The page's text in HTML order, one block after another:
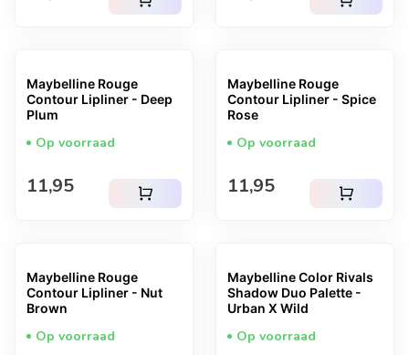
Maybelline Rouge
Contour Lipliner - Deep
Plum
Op voorraad
Normale prijs
11,95 shopping_cart
Maybelline Rouge
Contour Lipliner - Spice
Rose
Op voorraad
Normale prijs
11,95 shopping_cart
Maybelline Rouge
Contour Lipliner - Nut
Brown
Op voorraad
Maybelline Color Rivals
Shadow Duo Palette -
Urban X Wild
Op voorraad